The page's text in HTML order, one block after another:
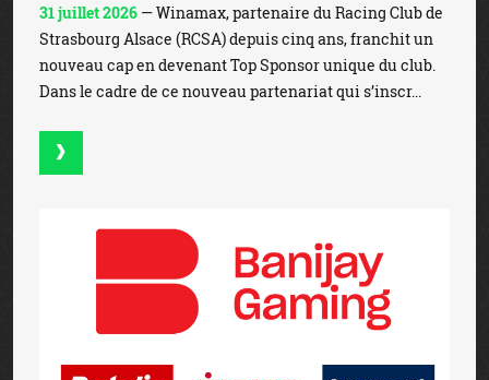
31 juillet 2026 — Winamax, partenaire du Racing Club de
Strasbourg Alsace (RCSA) depuis cinq ans, franchit un
nouveau cap en devenant Top Sponsor unique du club.
Dans le cadre de ce nouveau partenariat qui s’inscr...